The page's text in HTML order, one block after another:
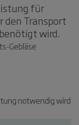
für
den Transport
wird.
Gebläse
notwendig wird